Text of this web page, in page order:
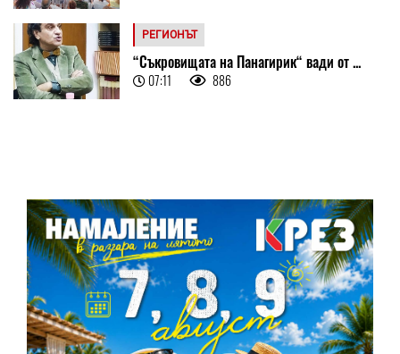
РЕГИОНЪТ
“Съкровищата на Панагирик“ вади от ...
07:11 886